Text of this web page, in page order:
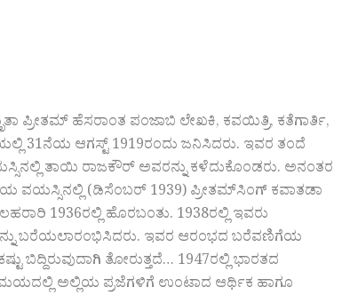
ಪ್ರೀತಮ್ ಹೆಸರಾಂತ ಪಂಜಾಬಿ ಲೇಖಕಿ, ಕವಯಿತ್ರಿ, ಕತೆಗಾರ್ತಿ,
31ನೆಯ ಆಗಸ್ಟ್ 1919ರಂದು ಜನಿಸಿದರು. ಇವರ ತಂದೆ
ತಾಯಿ ರಾಜಕೌರ್ ಅವರನ್ನು ಕಳೆದುಕೊಂಡರು. ಅನಂತರ
ವಯಸ್ಸಿನಲ್ಲಿ (ಡಿಸೆಂಬರ್ 1939) ಪ್ರೀತಮ್‍ಸಿಂಗ್ ಕವಾತಡಾ
1936ರಲ್ಲಿ ಹೊರಬಂತು. 1938ರಲ್ಲಿ ಇವರು
ಬರೆಯಲಾರಂಭಿಸಿದರು. ಇವರ ಆರಂಭದ ಬರೆವಣಿಗೆಯ
ಬಿದ್ದಿರುವುದಾಗಿ ತೋರುತ್ತದೆ… 1947ರಲ್ಲಿ ಭಾರತದ
ಅಲ್ಲಿಯ ಪ್ರಜೆಗಳಿಗೆ ಉಂಟಾದ ಆರ್ಥಿಕ ಹಾಗೂ